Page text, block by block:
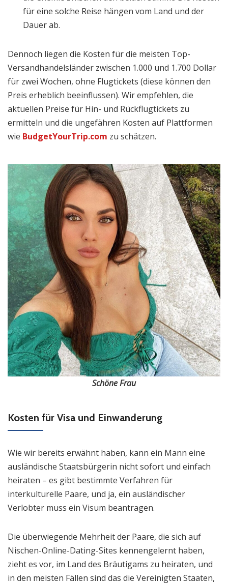
für eine solche Reise hängen vom Land und der
Dauer ab.
Dennoch liegen die Kosten für die meisten Top-
Versandhandelsländer zwischen 1.000 und 1.700 Dollar
für zwei Wochen, ohne Flugtickets (diese können den
Preis erheblich beeinflussen). Wir empfehlen, die
aktuellen Preise für Hin- und Rückflugtickets zu
ermitteln und die ungefähren Kosten auf Plattformen
wie BudgetYourTrip.com zu schätzen.
Schöne Frau
Kosten für Visa und Einwanderung
Wie wir bereits erwähnt haben, kann ein Mann eine
ausländische Staatsbürgerin nicht sofort und einfach
heiraten – es gibt bestimmte Verfahren für
interkulturelle Paare, und ja, ein ausländischer
Verlobter muss ein Visum beantragen.
Die überwiegende Mehrheit der Paare, die sich auf
Nischen-Online-Dating-Sites kennengelernt haben,
zieht es vor, im Land des Bräutigams zu heiraten, und
in den meisten Fällen sind das die Vereinigten Staaten,